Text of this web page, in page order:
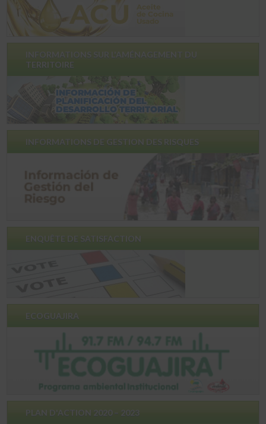
TERRITOIRE
INFORMATIONS DE GESTION DES RISQUES
ENQUÊTE DE SATISFACTION
ECOGUAJIRA
PLAN D'ACTION 2020 – 2023